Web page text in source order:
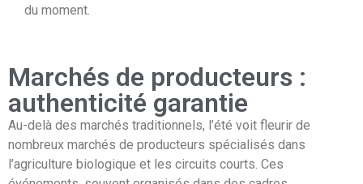
du moment.
Marchés de producteurs :
authenticité garantie
Au-delà des marchés traditionnels, l’été voit fleurir de
nombreux marchés de producteurs spécialisés dans
l’agriculture biologique et les circuits courts. Ces